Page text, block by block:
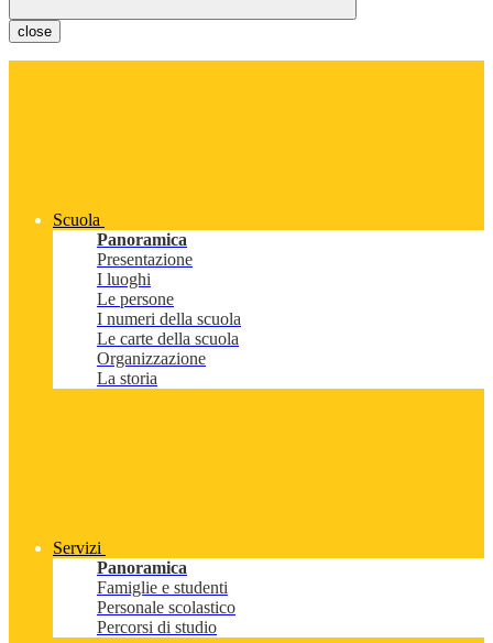
close
Scuola
Panoramica
Presentazione
I luoghi
Le persone
I numeri della scuola
Le carte della scuola
Organizzazione
La storia
Servizi
Panoramica
Famiglie e studenti
Personale scolastico
Percorsi di studio